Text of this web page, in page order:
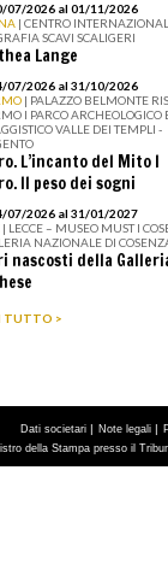
07/2026 al 01/11/2026
| CENTRO
SCAVI SCALIGERI
Lange
07/2026 al 31/10/2026
| PALAZZO BELMONTE
I PARCO ARCHEOLOGICO
VALLE DEI TEMPLI -
L’incanto del Mito I
Il peso dei sogni
07/2026 al 31/01/2027
| LECCE – MUSEO MUST I
NAZIONALE DI
nascosti della
TUTTO >
Dati societari Note legali
della Stampa presso il